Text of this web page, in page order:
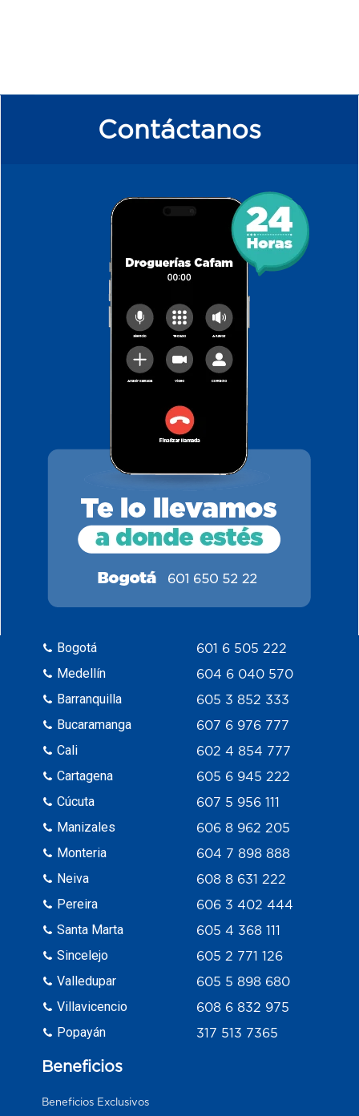
Contáctanos
Bogotá
Medellín
Barranquilla
Bucaramanga
Cali
Cartagena
Cúcuta
Manizales
Monteria
Neiva
Pereira
Santa Marta
Sincelejo
Valledupar
Villavicencio
Popayán
601 6 505 222
604 6 040 570
605 3 852 333
607 6 976 777
602 4 854 777
605 6 945 222
607 5 956 111
606 8 962 205
604 7 898 888
608 8 631 222
606 3 402 444
605 4 368 111
605 2 771 126
605 5 898 680
608 6 832 975
317 513 7365
Beneficios
Beneficios Exclusivos